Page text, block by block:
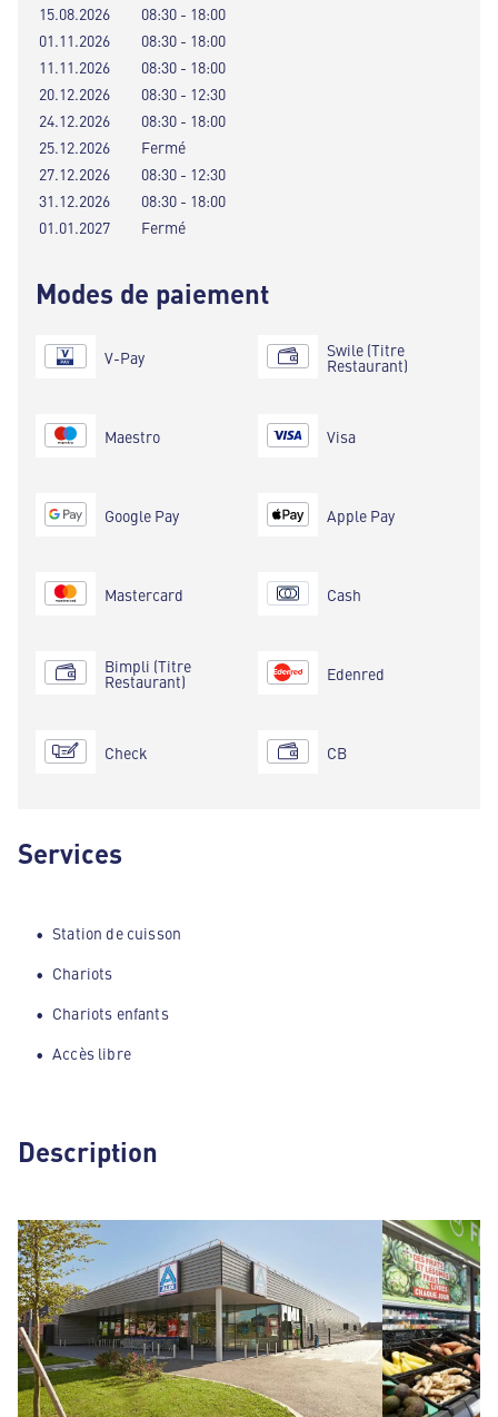
15.08.2026
08:30 - 18:00
01.11.2026
08:30 - 18:00
11.11.2026
08:30 - 18:00
20.12.2026
08:30 - 12:30
24.12.2026
08:30 - 18:00
25.12.2026
Fermé
27.12.2026
08:30 - 12:30
31.12.2026
08:30 - 18:00
01.01.2027
Fermé
Modes de paiement
V-Pay
Maestro
Google Pay
Mastercard
Bimpli (Titre
Restaurant)
Check
Swile (Titre
Restaurant)
Visa
Apple Pay
Cash
Edenred
CB
Services
Station de cuisson
Chariots
Chariots enfants
Accès libre
Description